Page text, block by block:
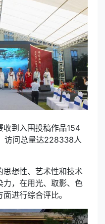
收到入围投稿作品154
访问总量达228338人
思想性、艺术性和技术
力，在用光、取影、色
进行综合评比。